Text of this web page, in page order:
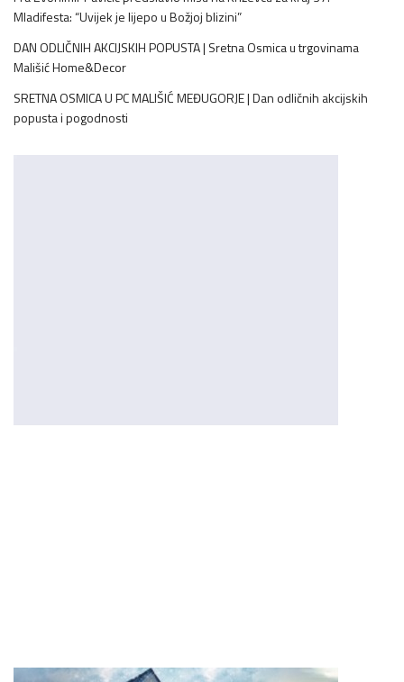
Mladifesta: “Uvijek je lijepo u Božjoj blizini”
DAN ODLIČNIH AKCIJSKIH POPUSTA | Sretna Osmica u trgovinama
Mališić Home&Decor
SRETNA OSMICA U PC MALIŠIĆ MEĐUGORJE | Dan odličnih akcijskih
popusta i pogodnosti